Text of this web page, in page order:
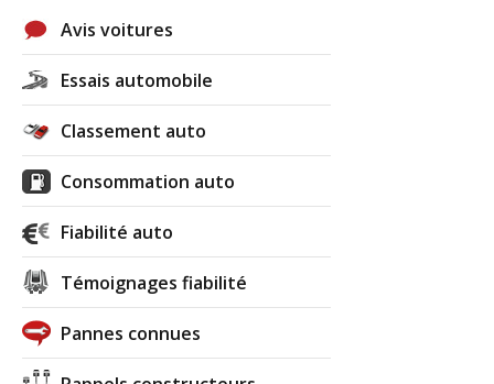
Avis voitures
Essais automobile
Classement auto
Consommation auto
Fiabilité auto
Témoignages fiabilité
Pannes connues